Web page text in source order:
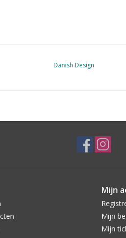
Danish Design
Mijn
Mijn
Mijn